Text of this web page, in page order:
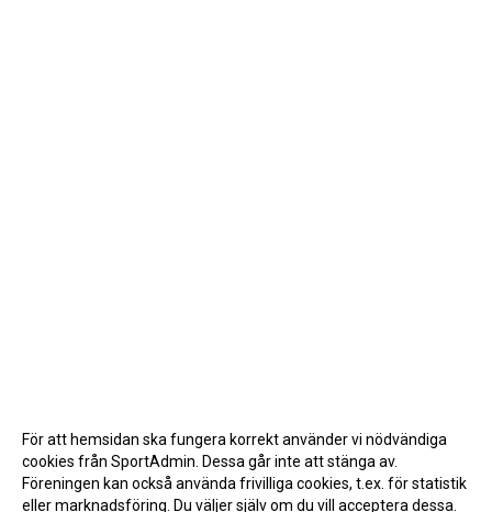
För att hemsidan ska fungera korrekt använder vi nödvändiga
cookies från SportAdmin. Dessa går inte att stänga av.
Föreningen kan också använda frivilliga cookies, t.ex. för statistik
eller marknadsföring. Du väljer själv om du vill acceptera dessa.